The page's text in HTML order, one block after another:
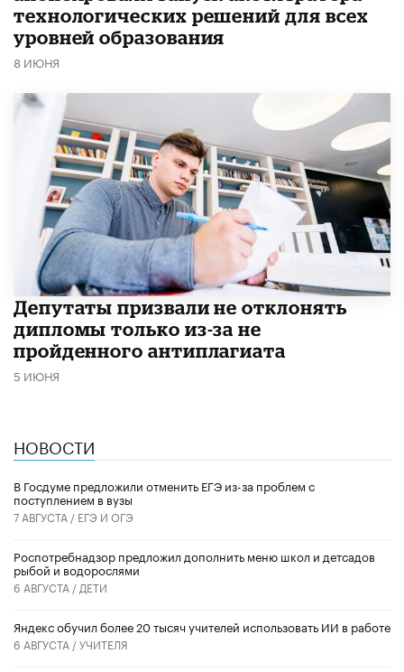
технологических решений для всех
уровней образования
8 ИЮНЯ
Депутаты призвали не отклонять
дипломы только из-за не
пройденного антиплагиата
5 ИЮНЯ
НОВОСТИ
В Госдуме предложили отменить ЕГЭ из-за проблем с
поступлением в вузы
7 АВГУСТА / ЕГЭ И ОГЭ
Роспотребнадзор предложил дополнить меню школ и детсадов
рыбой и водорослями
6 АВГУСТА / ДЕТИ
​Яндекс обучил более 20 тысяч учителей использовать ИИ в работе
6 АВГУСТА /УЧИТЕЛЯ